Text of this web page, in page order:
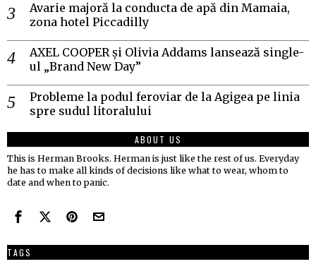
Avarie majoră la conducta de apă din Mamaia,
zona hotel Piccadilly
AXEL COOPER și Olivia Addams lansează single-
ul „Brand New Day”
Probleme la podul feroviar de la Agigea pe linia
spre sudul litoralului
ABOUT US
This is Herman Brooks. Herman is just like the rest of us. Everyday
he has to make all kinds of decisions like what to wear, whom to
date and when to panic.
TAGS